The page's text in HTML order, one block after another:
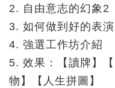
2. 自由意志的幻象2
3. 如何做到好的表演
4. 強選工作坊介紹
5. 效果：【讀牌】
物】【人生拼圖】